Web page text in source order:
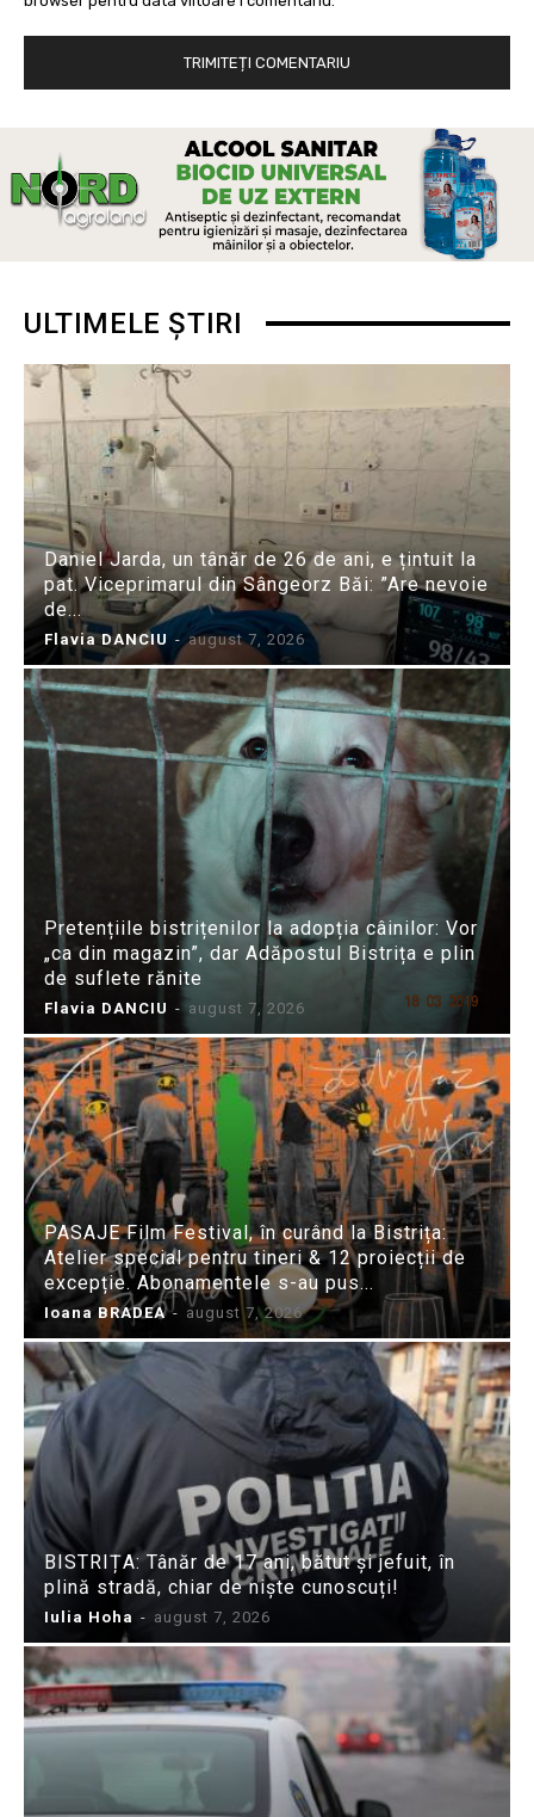
ULTIMELE ȘTIRI
Daniel Jarda, un tânăr de 26 de ani, e țintuit la
pat. Viceprimarul din Sângeorz Băi: ”Are nevoie
de...
Flavia DANCIU - august 7, 2026
Pretențiile bistrițenilor la adopția câinilor: Vor
„ca din magazin”, dar Adăpostul Bistrița e plin
de suflete rănite
Flavia DANCIU - august 7, 2026
PASAJE Film Festival, în curând la Bistrița:
Atelier special pentru tineri & 12 proiecții de
excepție. Abonamentele s-au pus...
Ioana BRADEA - august 7, 2026
BISTRIȚA: Tânăr de 17 ani, bătut și jefuit, în
plină stradă, chiar de niște cunoscuți!
Iulia Hoha - august 7, 2026